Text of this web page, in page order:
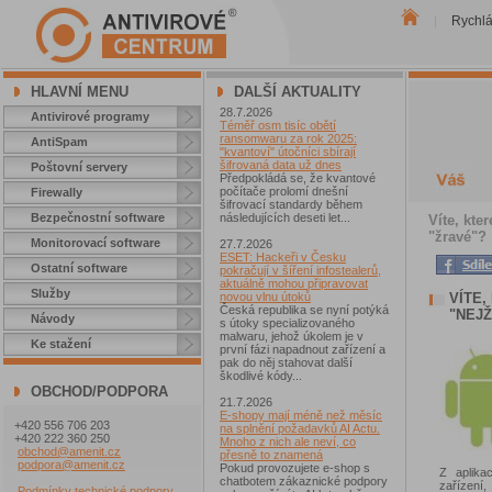
HLAVNÍ MENU
Antivirové programy
AntiSpam
Poštovní servery
Firewally
Bezpečnostní software
Monitorovací software
Ostatní software
Služby
Návody
Ke stažení
OBCHOD/PODPORA
+420 556 706 203
+420 222 360 250
obchod@amenit.cz
podpora@amenit.cz
DALŠÍ AKTUALITY
28.7.2026
Téměř osm tisíc obětí
ransomwaru za rok 2025:
"kvantoví" útočníci sbírají
šifrovaná data už dnes
Předpokládá se, že kvantové
počítače prolomí dnešní
šifrovací standardy během
následujících deseti let...
27.7.2026
ESET: Hackeři v Česku
pokračují v šíření infostealerů,
aktuálně mohou připravovat
novou vlnu útoků
Česká republika se nyní potýká
s útoky specializovaného
malwaru, jehož úkolem je v
první fázi napadnout zařízení a
pak do něj stahovat další
škodlivé kódy...
21.7.2026
E-shopy mají méně než měsíc
na splnění požadavků AI Actu.
Mnoho z nich ale neví, co
přesně to znamená
Pokud provozujete e-shop s
chatbotem zákaznické podpory
Víte,
"žravé"?
VÍTE,
Z
zařízení,